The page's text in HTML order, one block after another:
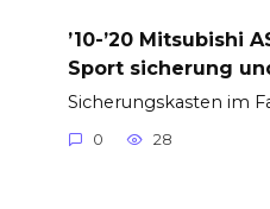
’10-’20 Mitsubishi
Sport sicherung
Sicherungskasten im
0 28